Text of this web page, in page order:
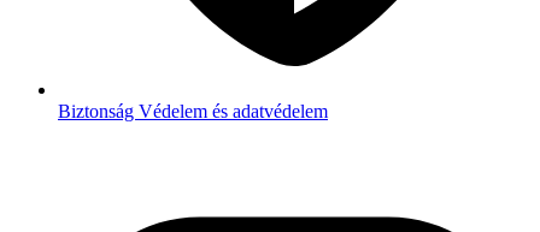
Biztonság Védelem és adatvédelem